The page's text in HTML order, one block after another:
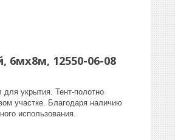
12550-06-08
укрытия. Тент-полотно
участке. Благодаря наличию
использования.